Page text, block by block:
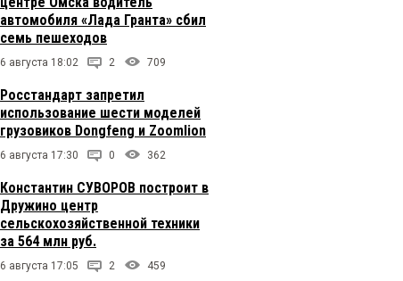
автомобиля «Лада Гранта» сбил
семь пешеходов
6 августа 18:02 2 709
Росстандарт запретил
использование шести моделей
грузовиков Dongfeng и Zoomlion
6 августа 17:30 0 362
Константин СУВОРОВ построит в
Дружино центр
сельскохозяйственной техники
за 564 млн руб.
6 августа 17:05 2 459